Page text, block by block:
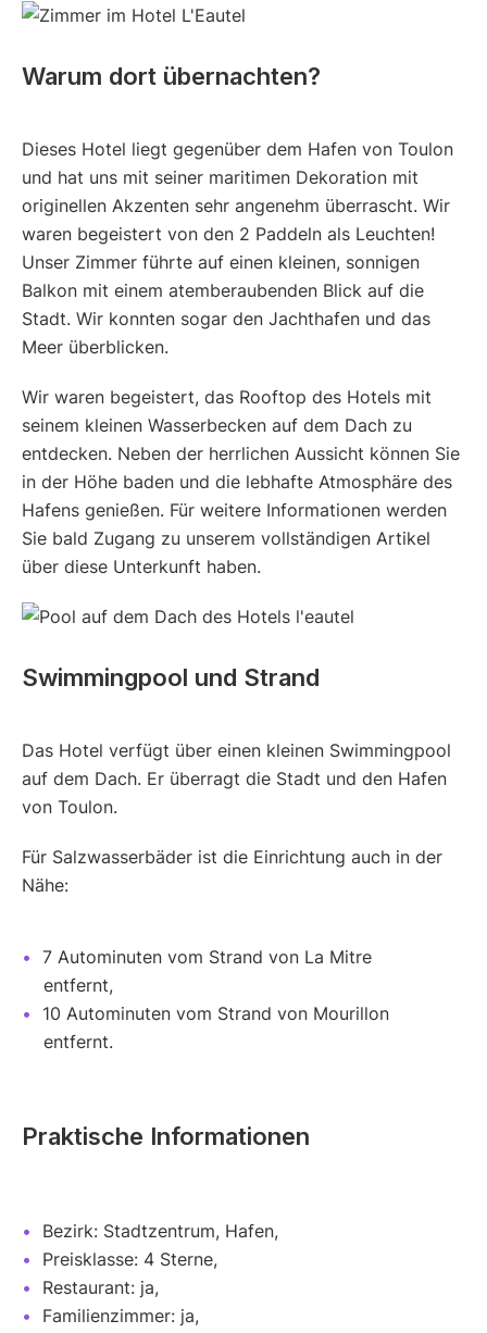
Warum dort übernachten?
Dieses Hotel liegt gegenüber dem Hafen von Toulon
und hat uns mit seiner maritimen Dekoration mit
originellen Akzenten sehr angenehm überrascht. Wir
waren begeistert von den 2 Paddeln als Leuchten!
Unser Zimmer führte auf einen kleinen, sonnigen
Balkon mit einem atemberaubenden Blick auf die
Stadt. Wir konnten sogar den Jachthafen und das
Meer überblicken.
Wir waren begeistert, das Rooftop des Hotels mit
seinem kleinen Wasserbecken auf dem Dach zu
entdecken. Neben der herrlichen Aussicht können Sie
in der Höhe baden und die lebhafte Atmosphäre des
Hafens genießen. Für weitere Informationen werden
Sie bald Zugang zu unserem vollständigen Artikel
über diese Unterkunft haben.
Swimmingpool und Strand
Das Hotel verfügt über einen kleinen Swimmingpool
auf dem Dach. Er überragt die Stadt und den Hafen
von Toulon.
Für Salzwasserbäder ist die Einrichtung auch in der
Nähe:
7 Autominuten vom Strand von La Mitre
entfernt,
10 Autominuten vom Strand von Mourillon
entfernt.
Praktische Informationen
Bezirk: Stadtzentrum, Hafen,
Preisklasse: 4 Sterne,
Restaurant: ja,
Familienzimmer: ja,